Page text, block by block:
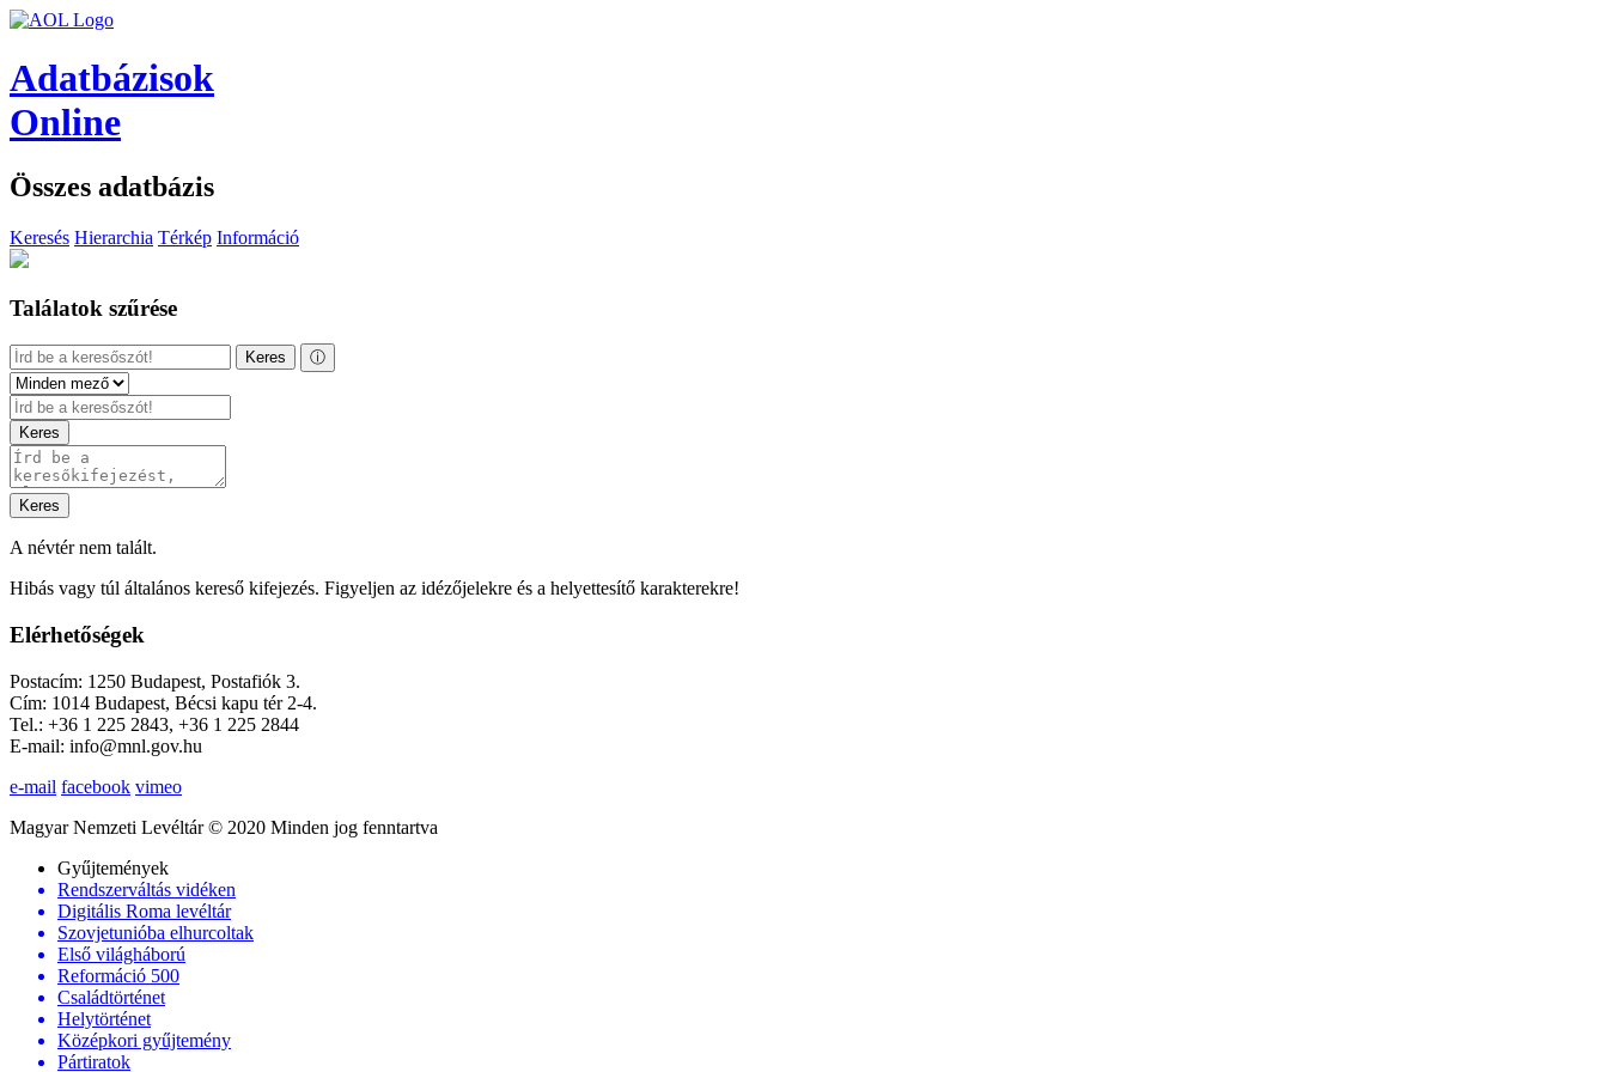
Adatbázisok
Online
Összes adatbázis
Keresés Hierarchia Térkép Információ
Találatok szűrése
Keres ⓘ
Keres
Keres
A névtér nem talált.
Hibás vagy túl általános kereső kifejezés. Figyeljen az idézőjelekre és a helyettesítő karakterekre!
Elérhetőségek
Postacím: 1250 Budapest, Postafiók 3.
Cím: 1014 Budapest, Bécsi kapu tér 2-4.
Tel.: +36 1 225 2843, +36 1 225 2844
E-mail: info@mnl.gov.hu
e-mail facebook vimeo
Magyar Nemzeti Levéltár © 2020 Minden jog fenntartva
Gyűjtemények
Rendszerváltás vidéken
Digitális Roma levéltár
Szovjetunióba elhurcoltak
Első világháború
Reformáció 500
Családtörténet
Helytörténet
Középkori gyűjtemény
Pártiratok